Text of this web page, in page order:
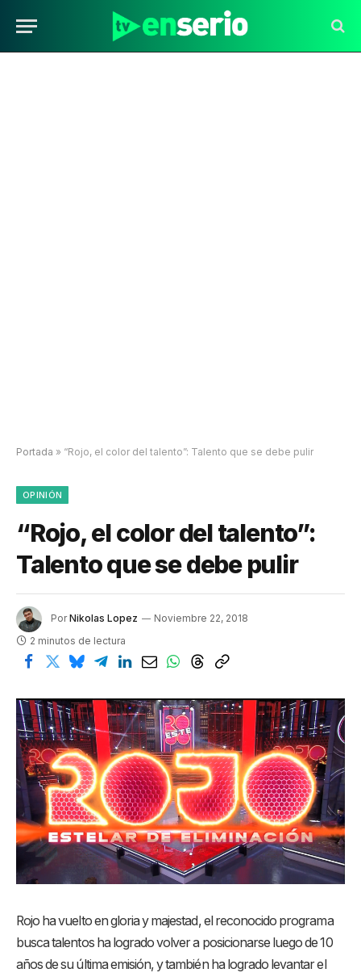
Portada » “Rojo, el color del talento”: Talento que se debe pulir
OPINIÓN
“Rojo, el color del talento”:
Talento que se debe pulir
Por Nikolas Lopez
Noviembre 22, 2018
2 minutos de lectura
Rojo ha vuelto en gloria y majestad, el reconocido programa
busca talentos ha logrado volver a posicionarse luego de 10
años de su última emisión, y también ha logrado levantar el